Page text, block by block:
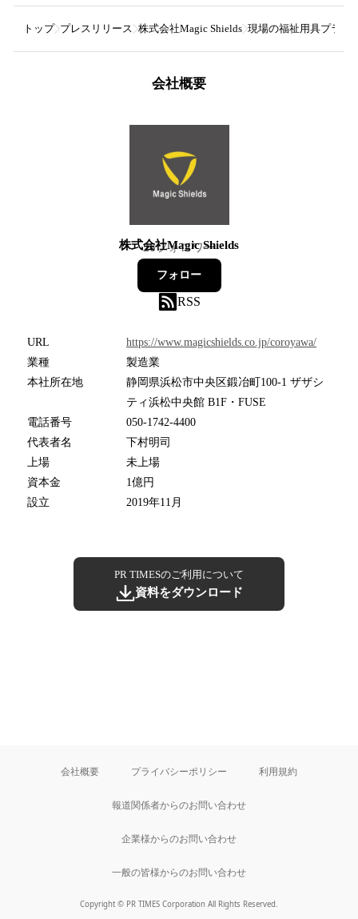
トップ プレスリリース 株式会社Magic Shields 現場の福祉用具プラン
会社概要
株式会社Magic Shields
26フォロワー
フォロー
RSS
URL
https://www.magicshields.co.jp/coroyawa/
業種
製造業
本社所在地
静岡県浜松市中央区鍛冶町100-1 ザザシ
ティ浜松中央館 B1F・FUSE
電話番号
050-1742-4400
代表者名
下村明司
上場
未上場
資本金
1億円
設立
2019年11月
PR TIMESのご利用について
資料をダウンロード
会社概要 プライバシーポリシー 利用規約
報道関係者からのお問い合わせ
企業様からのお問い合わせ
一般の皆様からのお問い合わせ
Copyright © PR TIMES Corporation All Rights Reserved.